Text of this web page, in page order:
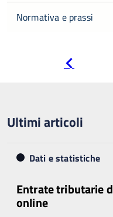
Normativa e prassi
Ultimi articoli
Dati e statistiche
Entrate tributarie
online